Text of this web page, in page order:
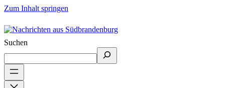
Zum Inhalt springen
Suchen